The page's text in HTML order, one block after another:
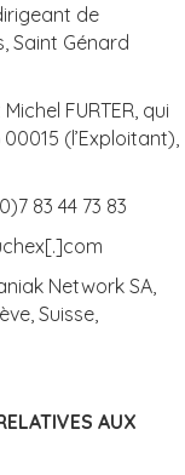
de
Saint Génard
FURTER, qui
(l’Exploitant),
83 44 73 83
Network SA,
Suisse,
AUX